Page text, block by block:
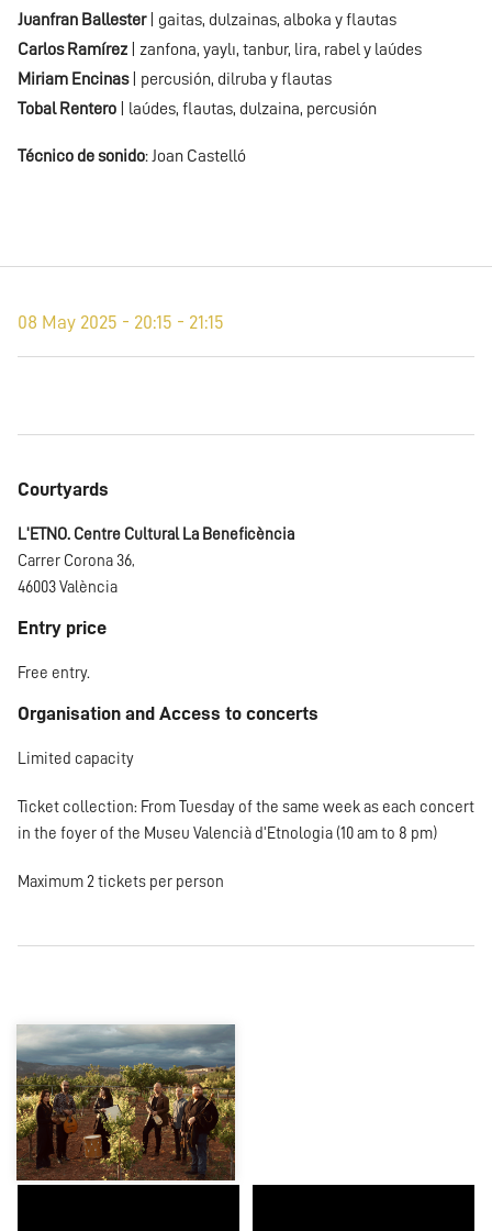
Juanfran Ballester
| gaitas, dulzainas, alboka y flautas
Carlos Ramírez | zanfona, yaylı, tanbur, lira, rabel y laúdes
Miriam Encinas| percusión, dilruba y flautas
Tobal Rentero | laúdes, flautas, dulzaina, percusión
Técnico de sonido: Joan Castelló
08 May 2025 - 20:15 - 21:15
Courtyards
L'ETNO. Centre Cultural La Beneficència
Carrer Corona 36,
46003 València
Entry price
Free entry.
Organisation and Access to concerts
Limited capacity
Ticket collection: From Tuesday of the same week as each concert
in the foyer of the Museu Valencià d'Etnologia (10 am to 8 pm)
Maximum 2 tickets per person